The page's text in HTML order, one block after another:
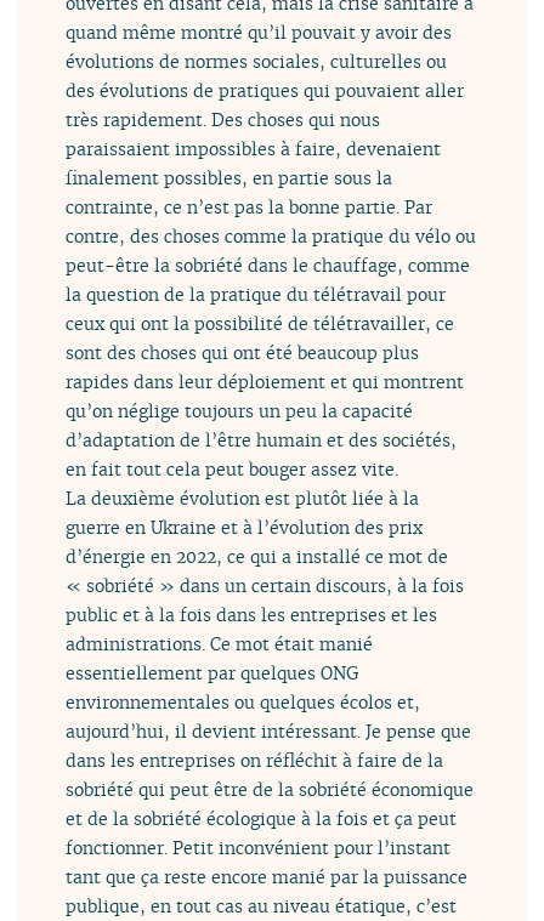
quand même montré qu’il pouvait y avoir des
évolutions de normes sociales, culturelles ou
des évolutions de pratiques qui pouvaient aller
très rapidement. Des choses qui nous
paraissaient impossibles à faire, devenaient
finalement possibles, en partie sous la
contrainte, ce n’est pas la bonne partie. Par
contre, des choses comme la pratique du vélo ou
peut-être la sobriété dans le chauffage, comme
la question de la pratique du télétravail pour
ceux qui ont la possibilité de télétravailler, ce
sont des choses qui ont été beaucoup plus
rapides dans leur déploiement et qui montrent
qu’on néglige toujours un peu la capacité
d’adaptation de l’être humain et des sociétés,
en fait tout cela peut bouger assez vite.
La deuxième évolution est plutôt liée à la
guerre en Ukraine et à l’évolution des prix
d’énergie en 2022, ce qui a installé ce mot de
« sobriété » dans un certain discours, à la fois
public et à la fois dans les entreprises et les
administrations. Ce mot était manié
essentiellement par quelques ONG
environnementales ou quelques écolos et,
aujourd’hui, il devient intéressant. Je pense que
dans les entreprises on réfléchit à faire de la
sobriété qui peut être de la sobriété économique
et de la sobriété écologique à la fois et ça peut
fonctionner. Petit inconvénient pour l’instant
tant que ça reste encore manié par la puissance
publique, en tout cas au niveau étatique, c’est